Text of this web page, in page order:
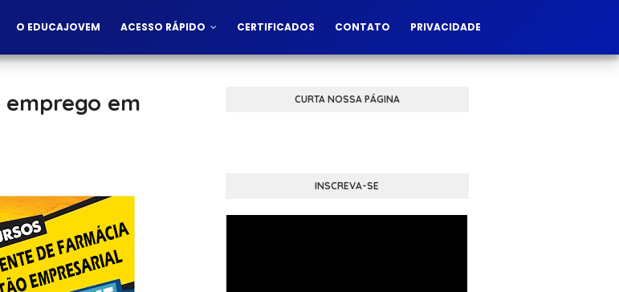
O EDUCAJOVEM ACESSO RÁPIDO CERTIFICADOS CONTATO PRIVACIDADE
em
CURTA NOSSA PÁGINA
INSCREVA-SE